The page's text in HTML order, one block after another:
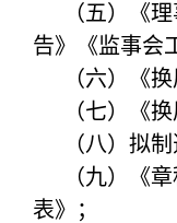
（五）《
告》《监事会
（六）《
（七）《
（八）拟
（九）《
表》；